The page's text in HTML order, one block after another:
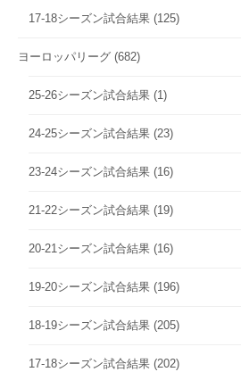
17-18シーズン試合結果 (125)
ヨーロッパリーグ (682)
25-26シーズン試合結果 (1)
24-25シーズン試合結果 (23)
23-24シーズン試合結果 (16)
21-22シーズン試合結果 (19)
20-21シーズン試合結果 (16)
19-20シーズン試合結果 (196)
18-19シーズン試合結果 (205)
17-18シーズン試合結果 (202)